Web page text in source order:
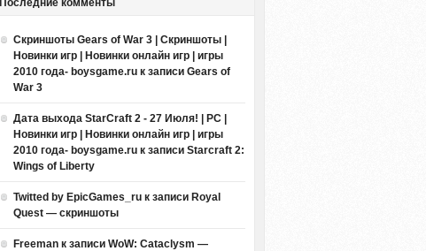
Последние комменты
Скриншоты Gears of War 3 | Скриншоты |
Новинки игр | Новинки онлайн игр | игры
2010 года- boysgame.ru к записи Gears of
War 3
Дата выхода StarCraft 2 - 27 Июля! | PC |
Новинки игр | Новинки онлайн игр | игры
2010 года- boysgame.ru к записи Starcraft 2:
Wings of Liberty
Twitted by EpicGames_ru к записи Royal
Quest — скриншоты
Freeman к записи WoW: Cataclysm —